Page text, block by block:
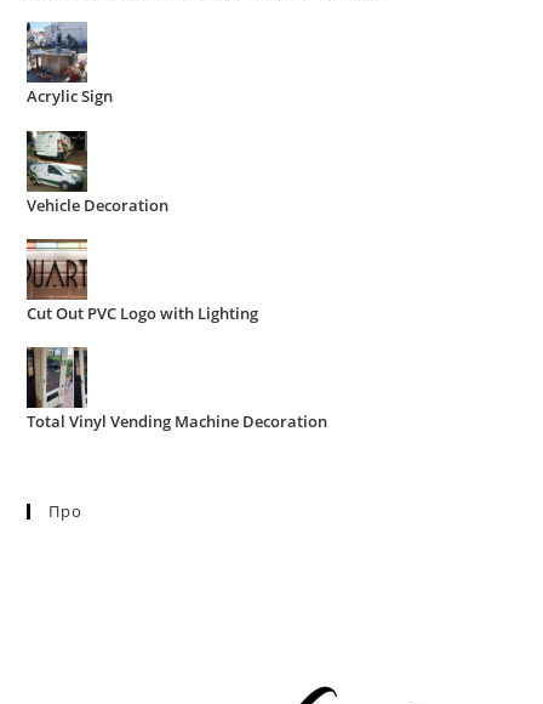
Acrylic Sign
Vehicle Decoration
Cut Out PVC Logo with Lighting
Total Vinyl Vending Machine Decoration
Про